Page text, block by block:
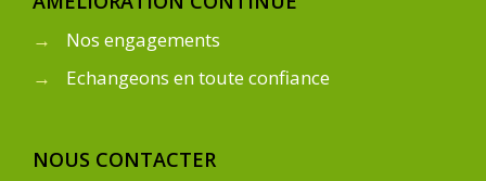
→
Nos engagements
→
Echangeons en toute confiance
NOUS CONTACTER